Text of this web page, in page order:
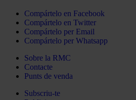
Compártelo en Facebook
Compártelo en Twitter
Compártelo per Email
Compártelo per Whatsapp
Sobre la RMC
Contacte
Punts de venda
Subscriu-te